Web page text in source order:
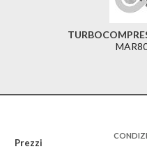
Prezzi